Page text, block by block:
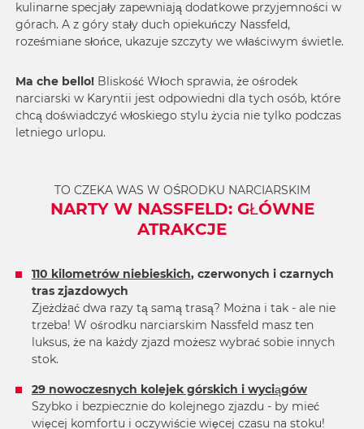
kulinarne specjały zapewniają dodatkowe przyjemności w
górach. A z góry stały duch opiekuńczy Nassfeld,
roześmiane słońce, ukazuje szczyty we właściwym świetle.
Ma che bello! Bliskość Włoch sprawia, że ośrodek
narciarski w Karyntii jest odpowiedni dla tych osób, które
chcą doświadczyć włoskiego stylu życia nie tylko podczas
letniego urlopu.
TO CZEKA WAS W OŚRODKU NARCIARSKIM
NARTY W NASSFELD: GŁÓWNE
ATRAKCJE
110 kilometrów niebieskich, czerwonych i czarnych
tras zjazdowych
Zjeżdżać dwa razy tą samą trasą? Można i tak - ale nie
trzeba! W ośrodku narciarskim Nassfeld masz ten
luksus, że na każdy zjazd możesz wybrać sobie innych
stok.
29 nowoczesnych kolejek górskich i wyciągów
Szybko i bezpiecznie do kolejnego zjazdu - by mieć
więcej komfortu i oczywiście więcej czasu na stoku!